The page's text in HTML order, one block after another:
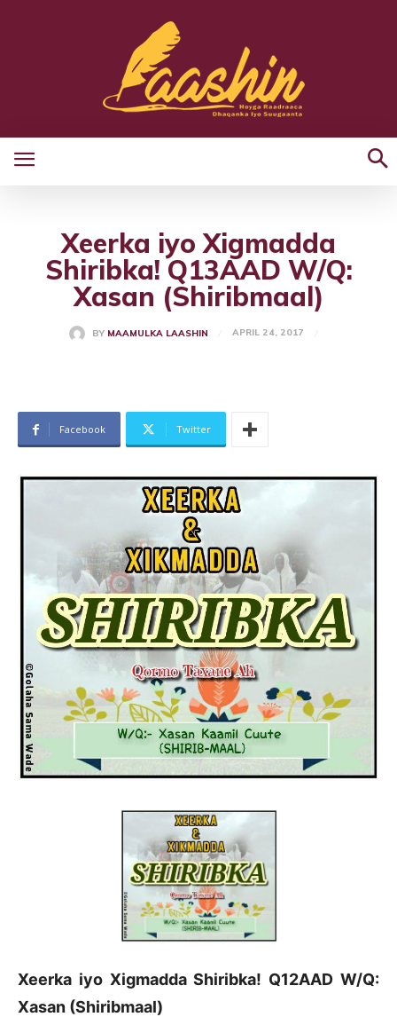
Xeerka iyo Xigmadda
Shiribka! Q13AAD W/Q:
Xasan (Shiribmaal)
BY MAAMULKA LAASHIN APRIL 24, 2017
Facebook Twitter
Xeerka iyo Xigmadda Shiribka! Q12AAD W/Q:
Xasan (Shiribmaal)